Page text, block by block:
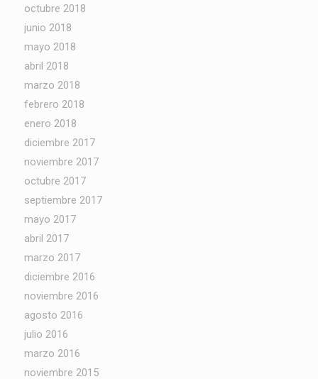
octubre 2018
junio 2018
mayo 2018
abril 2018
marzo 2018
febrero 2018
enero 2018
diciembre 2017
noviembre 2017
octubre 2017
septiembre 2017
mayo 2017
abril 2017
marzo 2017
diciembre 2016
noviembre 2016
agosto 2016
julio 2016
marzo 2016
noviembre 2015